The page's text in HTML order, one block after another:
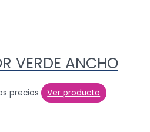
VERDE ANCHO
precios Ver producto